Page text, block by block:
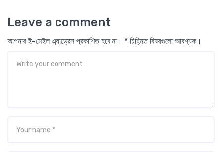
Leave a comment
আপনার ই-মেইল এ্যাড্রেস প্রকাশিত হবে না। * চিহ্নিত বিষয়গুলো আবশ্যক।